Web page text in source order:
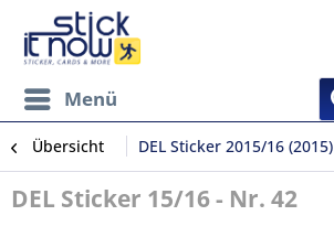
Menü
Übersicht DEL Sticker 2015/16 (2015)
DEL Sticker 15/16 - Nr. 42